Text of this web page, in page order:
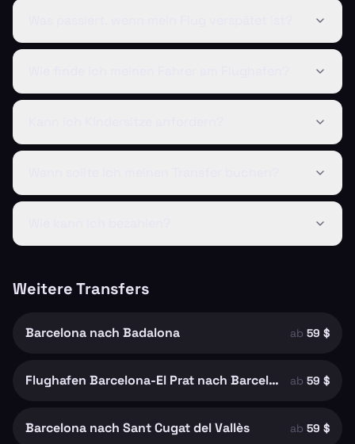
Weitere Transfers
Barcelona nach Badalona ab 59 $
Flughafen Barcelona-El Prat nach Barcelona ab 59 $
Barcelona nach Sant Cugat del Vallès ab 59 $